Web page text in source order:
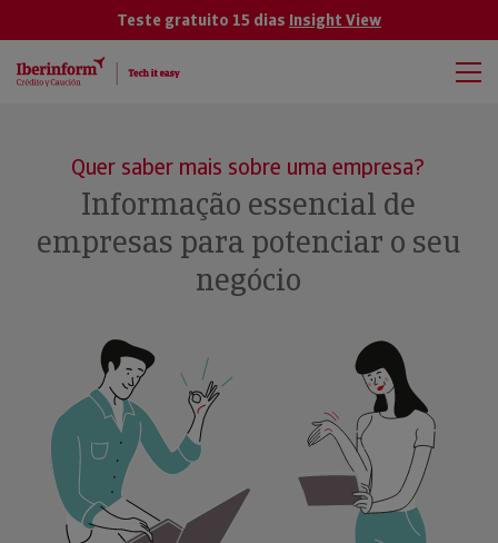
Teste gratuito 15 dias Insight View
Quer saber mais sobre uma empresa?
Informação essencial de
empresas para potenciar o seu
negócio